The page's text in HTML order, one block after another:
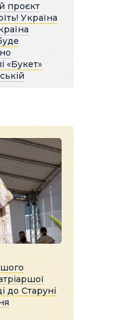
проєкт
Україна
«Букет»
до Старуні